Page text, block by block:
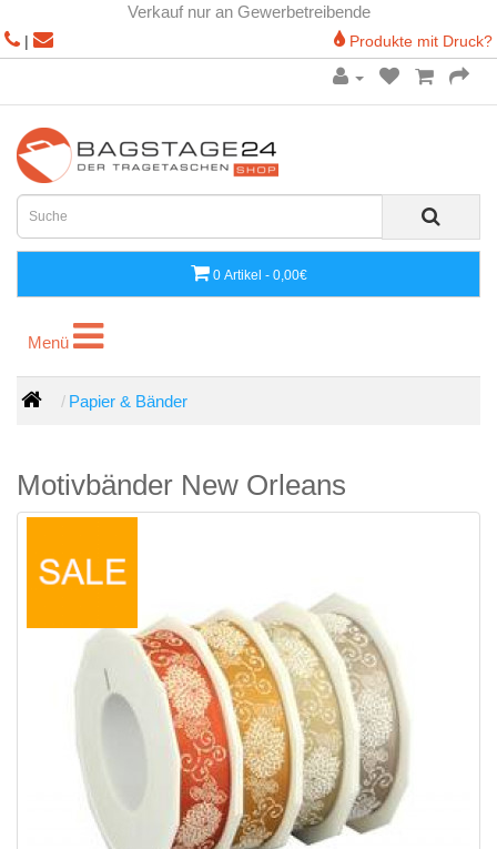
Verkauf nur an Gewerbetreibende
| Produkte mit Druck?
0 Artikel - 0,00€
Menü
Menü
Papier & Bänder
Motivbänder New Orleans